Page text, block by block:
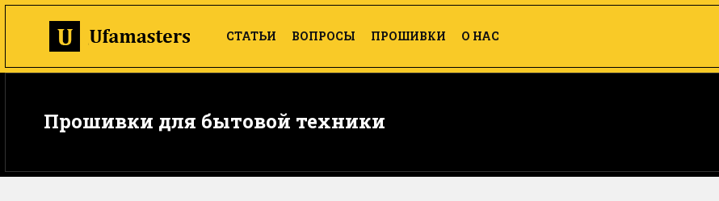
СТАТЬИ ВОПРОСЫ ПРОШИВКИ О НАС
Прошивки для бытовой техники